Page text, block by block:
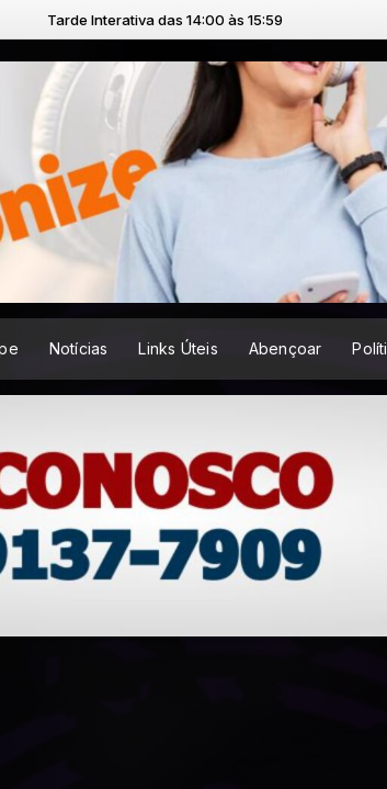
Interativa das 14:00 às 15:59
Notícias Links Úteis Abençoar